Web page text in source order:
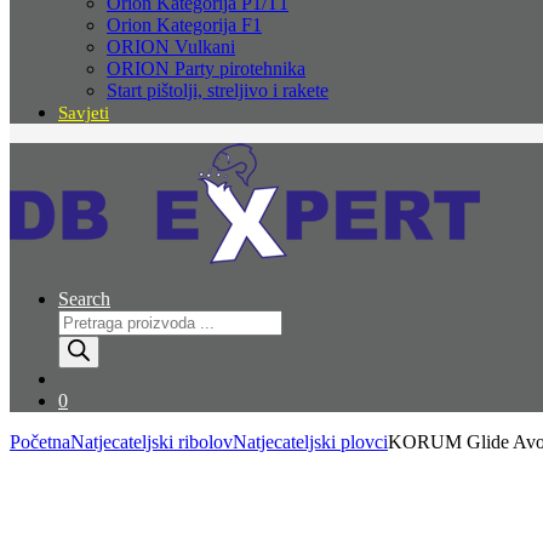
Orion Kategorija F1
ORION Vulkani
ORION Party pirotehnika
Start pištolji, streljivo i rakete
Savjeti
Search
Products
search
0
PočetnaNatjecateljski ribolovNatjecateljski plovciKORUM Glide